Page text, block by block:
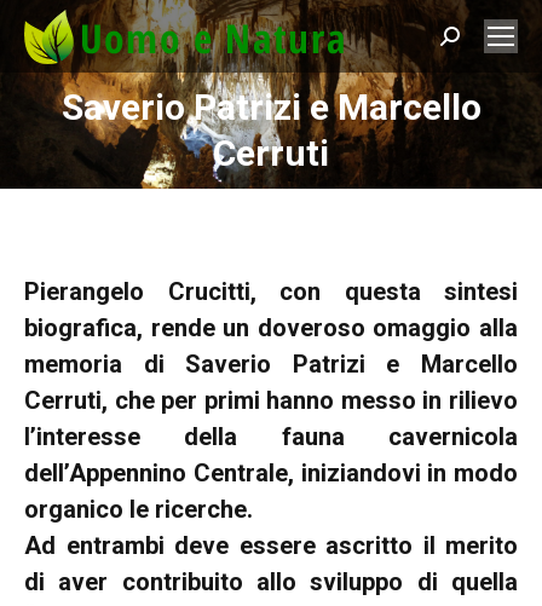
Search:
Saverio Patrizi e Marcello
Cerruti
You are here:
Pierangelo Crucitti, con questa sintesi
biografica, rende un doveroso omaggio alla
memoria di Saverio Patrizi e Marcello
Cerruti, che per primi hanno messo in rilievo
l’interesse della fauna cavernicola
dell’Appennino Centrale, iniziandovi in modo
organico le ricerche.
Ad entrambi deve essere ascritto il merito
di aver contribuito allo sviluppo di quella